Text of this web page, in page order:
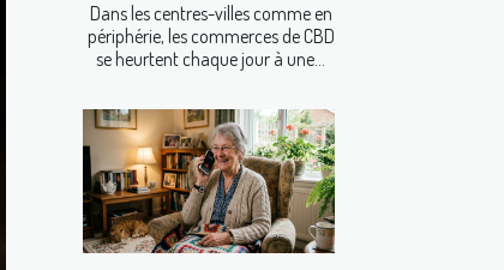
Dans les centres-villes comme en
périphérie, les commerces de CBD
se heurtent chaque jour à une...